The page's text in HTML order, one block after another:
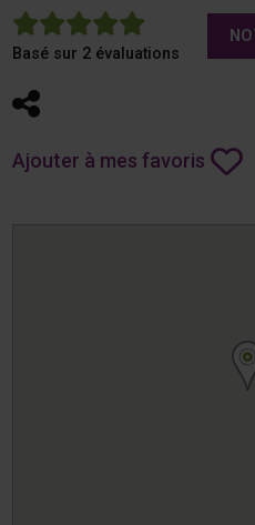
5
Basé sur 2 évaluations
Partager
Ajouter à mes favoris